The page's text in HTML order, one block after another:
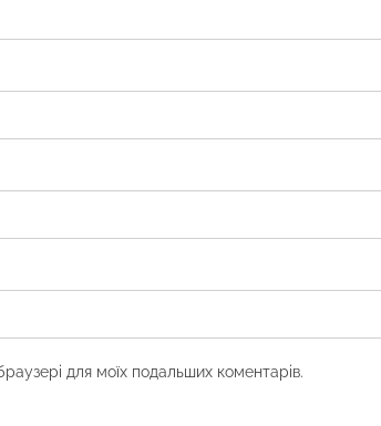
для моїх подальших коментарів.